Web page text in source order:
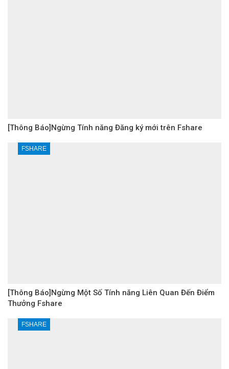
[Thông Báo]Ngừng Tính năng Đăng ký mới trên Fshare
FSHARE
[Thông Báo]Ngừng Một Số Tính năng Liên Quan Đến Điểm
Thưởng Fshare
FSHARE